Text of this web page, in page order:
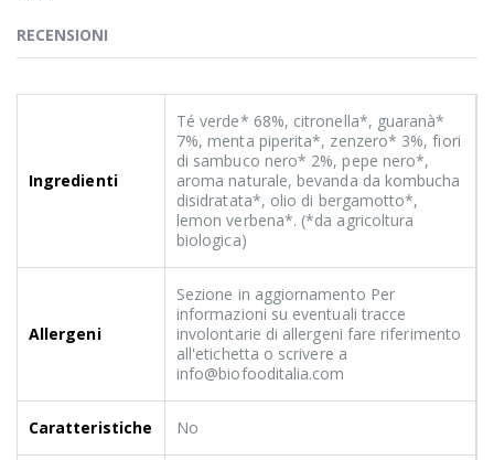
RECENSIONI
Ingredienti
Té verde* 68%, citronella*, guaranà*
7%, menta piperita*, zenzero* 3%, fiori
di sambuco nero* 2%, pepe nero*,
aroma naturale, bevanda da kombucha
disidratata*, olio di bergamotto*,
lemon verbena*. (*da agricoltura
biologica)
Allergeni
Sezione in aggiornamento Per
informazioni su eventuali tracce
involontarie di allergeni fare riferimento
all'etichetta o scrivere a
info@biofooditalia.com
Caratteristiche No